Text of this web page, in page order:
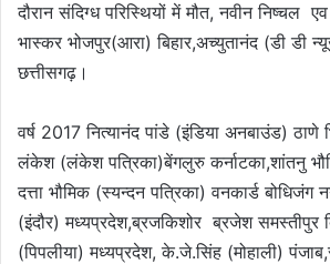
दौरान संदिग्ध परिस्थियों में मौत, नवीन निष्चल
भास्कर भोजपुर(आरा) बिहार,अच्युतानंद (डी डी
छत्तीसगढ़।
वर्ष 2017 नित्यानंद पांडे (इंडिया अनबाउंड) ठाणे
लंकेश (लंकेश पत्रिका)बेंगलुरु कर्नाटका,शांतनु
दत्ता भौमिक (स्यन्दन पत्रिका) वनकार्ड बोधिजंग
(इंदौर) मध्यप्रदेश,ब्रजकिशोर ब्रजेश समस्तीपुर
(पिपलीया) मध्यप्रदेश, के.जे.सिंह (मोहाली)